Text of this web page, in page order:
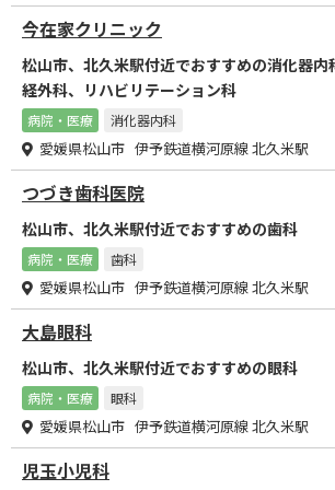
今在家クリニック
松山市、北久米駅付近でおすすめの消化器
経外科、リハビリテーション科
病院・医療 消化器内科
愛媛県松山市 伊予鉄道横河原線 北久米駅
つづき歯科医院
松山市、北久米駅付近でおすすめの歯科
病院・医療 歯科
愛媛県松山市 伊予鉄道横河原線 北久米駅
大島眼科
松山市、北久米駅付近でおすすめの眼科
病院・医療 眼科
愛媛県松山市 伊予鉄道横河原線 北久米駅
児玉小児科